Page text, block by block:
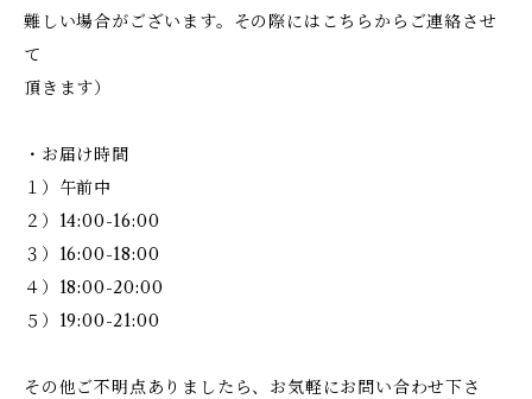
難しい場合がございます。その際にはこちらからご連絡させ
て
頂きます）
・お届け時間
１）午前中
２）14:00-16:00
３）16:00-18:00
４）18:00-20:00
５）19:00-21:00
その他ご不明点ありましたら、お気軽にお問い合わせ下さ